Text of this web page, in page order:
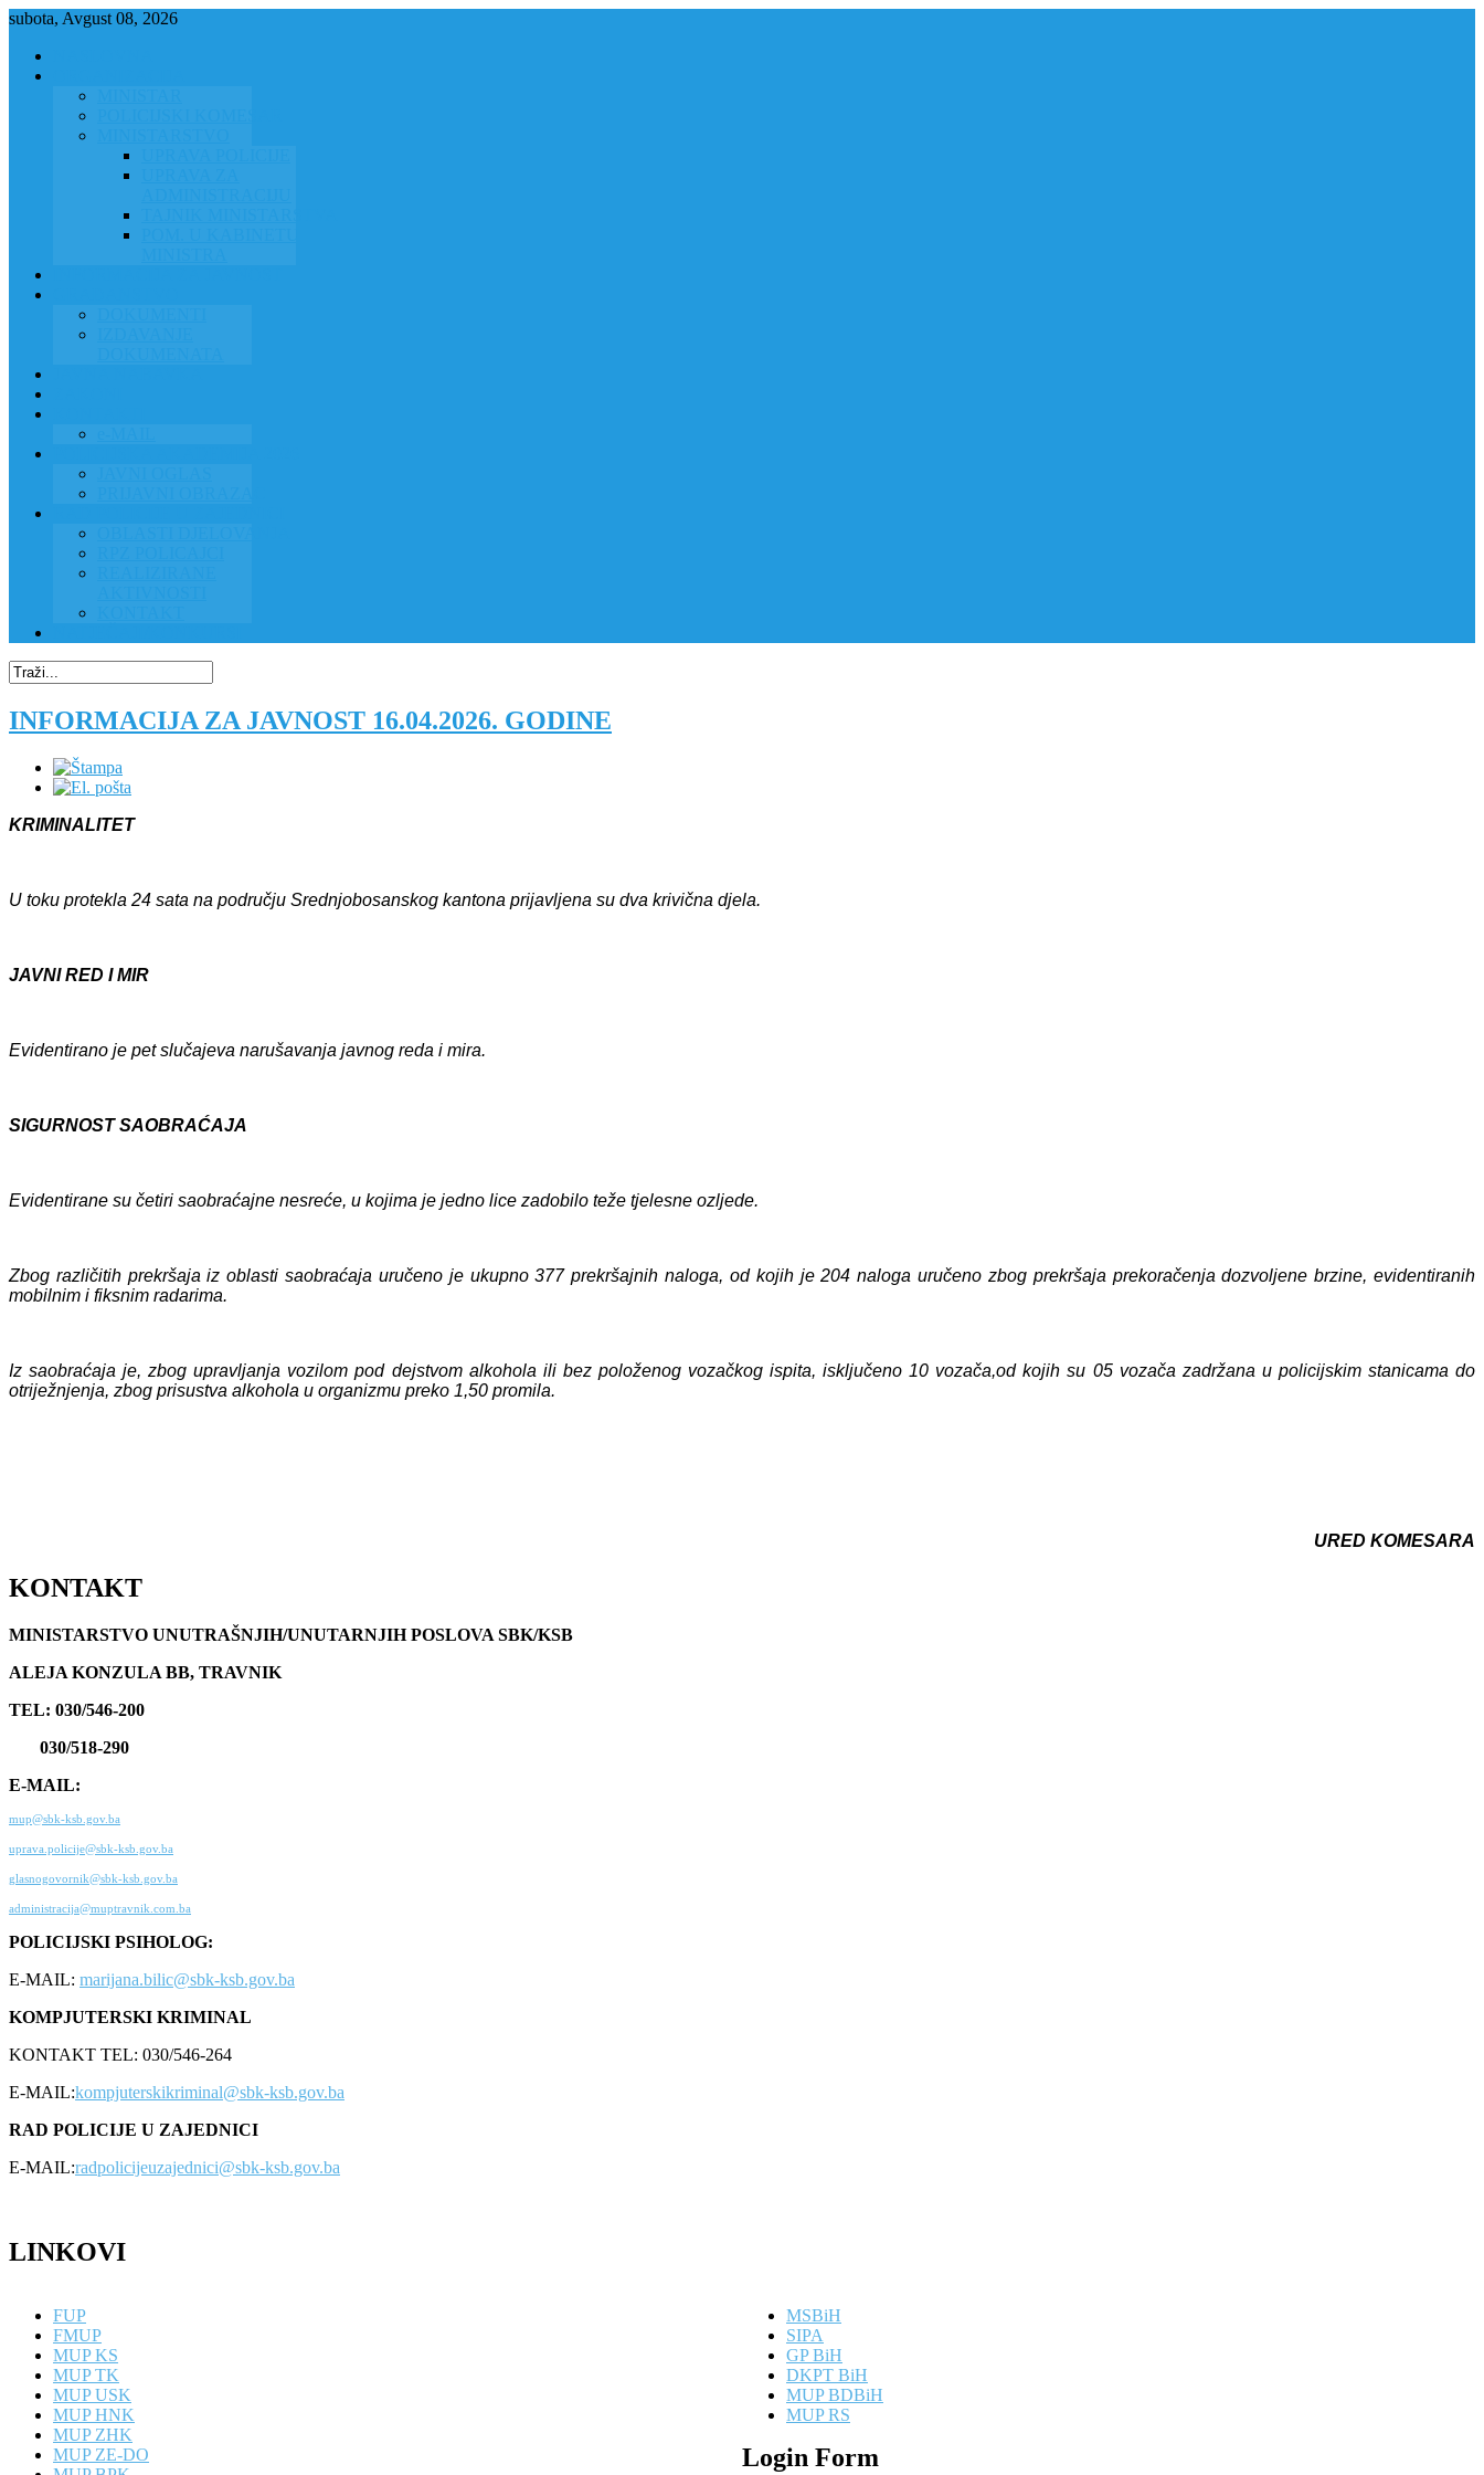
subota, Avgust 08, 2026
INFORMACIJA ZA JAVNOST 16.04.2026. GODINE
KRIMINALITET
U toku protekla 24 sata na području Srednjobosanskog kantona prijavljena su dva krivična djela.
JAVNI RED I MIR
Evidentirano je petslučajeva narušavanja javnog reda i mira.
SIGURNOST SAOBRAĆAJA
Evidentirane su četiri saobraćajne nesreće, u kojima je jedno lice zadobilo teže tjelesne ozljede.
Zbog različitih prekršaja iz oblasti saobraćaja uručeno je ukupno377prekršajnih naloga, od kojih je204 naloga uručeno zbog prekršaja prekoračenja dozvoljene brzine, evidentiranih
mobilnim i fiksnim radarima.
Iz saobraćaja je, zbog upravljanja vozilom pod dejstvom alkohola ili bez položenog vozačkog ispita, isključeno 10 vozača,od kojih su 05 vozača zadržana u policijskim stanicama do
otriježnjenja, zbog prisustva alkohola u organizmu preko 1,50 promila.
URED KOMESARA
KONTAKT
MINISTARSTVO UNUTRAŠNJIH/UNUTARNJIH POSLOVA SBK/KSB
ALEJA KONZULA BB, TRAVNIK
TEL: 030/546-200
030/518-290
E-MAIL:
mup@sbk-ksb.gov.ba
uprava.policije@sbk-ksb.gov.ba
glasnogovornik@sbk-ksb.gov.ba
administracija@muptravnik.com.ba
POLICIJSKI PSIHOLOG:
E-MAIL: marijana.bilic@sbk-ksb.gov.ba
KOMPJUTERSKI KRIMINAL
KONTAKT TEL: 030/546-264
E-MAIL:kompjuterskikriminal@sbk-ksb.gov.ba
RAD POLICIJE U ZAJEDNICI
E-MAIL:radpolicijeuzajednici@sbk-ksb.gov.ba
LINKOVI
FUP
FMUP
MUP KS
MUP TK
MUP USK
MUP HNK
MUP ZHK
MUP ZE-DO
MSBiH
SIPA
GP BiH
DKPT BiH
MUP BDBiH
MUP RS
Login Form